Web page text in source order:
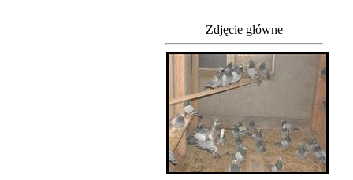
Zdjęcie główne